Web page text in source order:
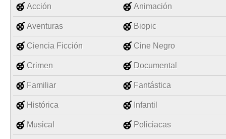
Acción Animación
Aventuras Biopic
Ciencia Ficción Cine Negro
Crimen Documental
Familiar Fantástica
Histórica Infantil
Musical Policiacas